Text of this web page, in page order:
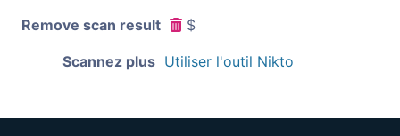
Remove scan result $
Scannez plus Utiliser l'outil Nikto